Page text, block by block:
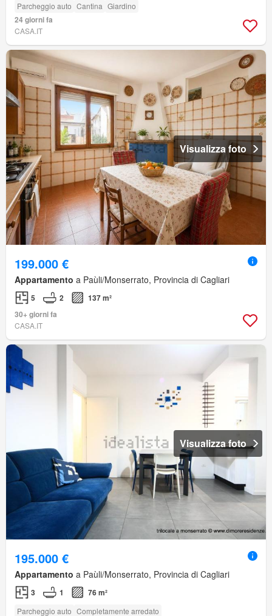
Parcheggio auto Cantina Giardino
24 giorni fa
CASA.IT
Visualizza foto
199.000 €
Appartamento a Paùli/Monserrato, Provincia di Cagliari
5 2
137 m²
30+ giorni fa
CASA.IT
Visualizza foto
195.000 €
Appartamento a Paùli/Monserrato, Provincia di Cagliari
3 1 76 m²
Parcheggio auto Completamente arredato